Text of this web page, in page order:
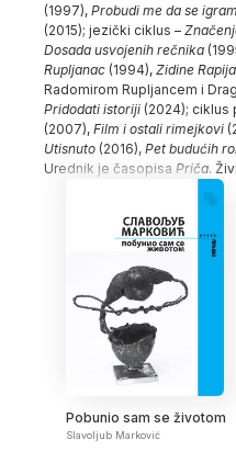
(1997), Probudi me da se igram
(2015); jezički ciklus –
Dosada usvojenih rečnika
Rupljanac (1994), Zidine
Radomirom Rupljancem i
Pridodati istoriji (2024); ciklus
(2007), Film i ostali rimejkovi
Utisnuto (2016), Pet budućih
Urednik je časopisa Priča.
Pobunio sam se životom
Slavoljub Marković